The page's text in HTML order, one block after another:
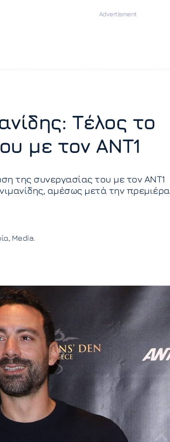
Τέλος το
με τον ANT1
της συνεργασίας του με τον ΑΝΤ1
αμέσως μετά την πρεμιέρα
Media